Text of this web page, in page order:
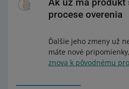
Ak už má produkt
procese overenia
Ďalšie jeho zmeny už
máte nové pripomienky,
znova k pôvodnému